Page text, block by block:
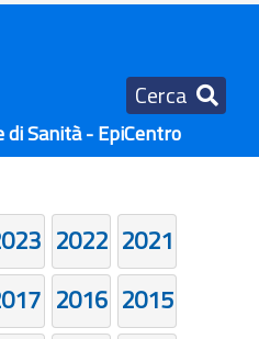
Cerca
Sanità - EpiCentro
2022 2021
2016 2015